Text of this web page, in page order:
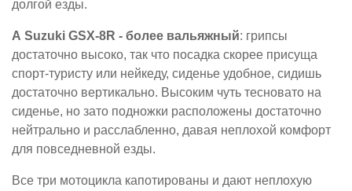
долгой езды.
А Suzuki GSX-8R - более вальяжный: грипсы
достаточно высоко, так что посадка скорее присуща
спорт-туристу или нейкеду, сиденье удобное, сидишь
достаточно вертикально. Высоким чуть тесновато на
сиденье, но зато подножки расположены достаточно
нейтрально и расслабленно, давая неплохой комфорт
для повседневной езды.
Все три мотоцикла капотированы и дают неплохую